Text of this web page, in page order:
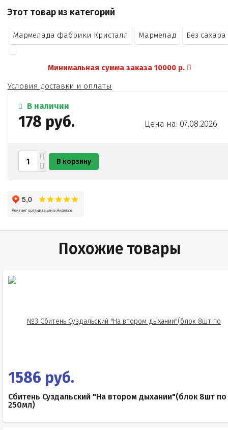
Этот товар из категорий
Мармелада фабрики Кристалл Мармелад Без сахара
Минимальная сумма заказа 10000 р.
Условия доставки и оплаты
В наличии
178 руб. Цена на: 07.08.2026
В корзину
Похожие товары
1586 руб.
Сбитень Суздальский "На втором дыхании"(блок 8шт по
250мл)